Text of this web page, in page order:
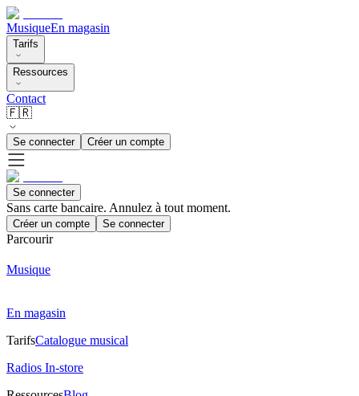
MusiqueEn magasin
Tarifs
Ressources
Contact
🇫🇷
Se connecter Créer un compte
Se connecter
Sans carte bancaire. Annulez à tout moment.
Créer un compte Se connecter
Parcourir
Musique
En magasin
TarifsCatalogue musical
Radios In-store